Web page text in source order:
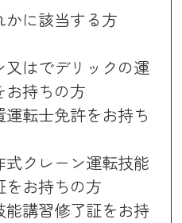
かに該当する方
又はでデリックの運
お持ちの方
運転士免許をお持ち
式クレーン運転技能
をお持ちの方
能講習修了証をお持